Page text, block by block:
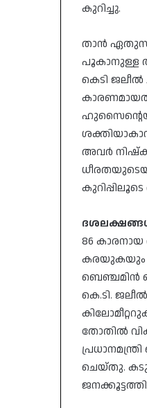
കുറിച്ചു.
താൻ
പൂകാനുള്ള
കെടി ജലീൽ
കാരണമായത്
അവർ
86
കരയുകയും
ബെഞ്ചമിൻ
കെ.ടി.
തോതിൽ
ചെയ്തു.